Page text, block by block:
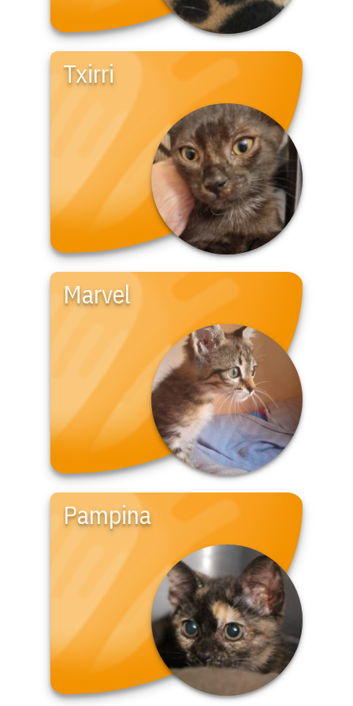
Txirri
Marvel
Pampina